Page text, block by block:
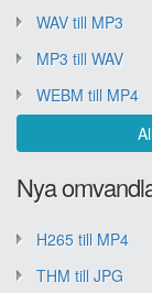
WAV till MP3
MP3 till WAV
WEBM till MP4
Nya
H265 till MP4
THM till JPG